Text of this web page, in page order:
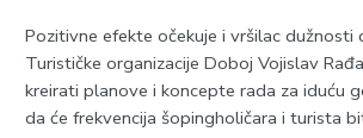
Pozitivne efekte očekuje i vršilac dužnosti
Turističke organizacije Doboj Vojislav
kreirati planove i koncepte rada za iduću
da će frekvencija šopingholičara i turista